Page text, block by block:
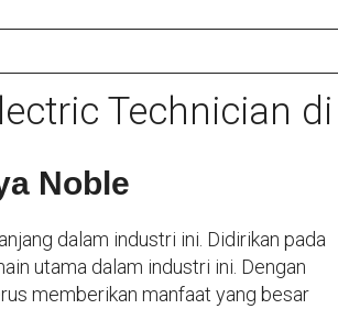
Technician di
Noble
dalam industri ini. Didirikan pada
utama dalam industri ini. Dengan
memberikan manfaat yang besar